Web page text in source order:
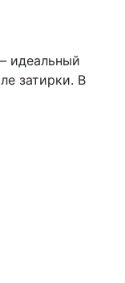
– идеальный
затирки. В